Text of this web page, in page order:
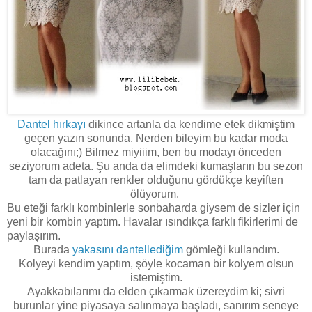
Dantel hırkayı dikince artanla da kendime etek dikmiştim
geçen yazın sonunda. Nerden bileyim bu kadar moda
olacağını;) Bilmez miyiiim, ben bu modayı önceden
seziyorum adeta. Şu anda da elimdeki kumaşların bu sezon
tam da patlayan renkler olduğunu gördükçe keyiften
ölüyorum.
Bu eteği farklı kombinlerle sonbaharda giysem de sizler için
yeni bir kombin yaptım. Havalar ısındıkça farklı fikirlerimi de
paylaşırım.
Burada yakasını dantellediğimgömleği kullandım.
Kolyeyi kendim yaptım, şöyle kocaman bir kolyem olsun
istemiştim.
Ayakkabılarımı da elden çıkarmak üzereydim ki; sivri
burunlar yine piyasaya salınmaya başladı, sanırım seneye